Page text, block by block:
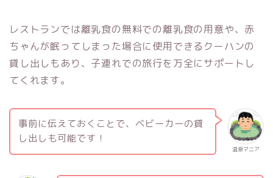
レストランでは離乳食の無料での離乳食の用意や、赤
ちゃんが眠ってしまった場合に使用できるクーハンの
貸し出しもあり、子連れでの旅行を万全にサポートし
てくれます。
温泉マニア
事前に伝えておくことで、ベビーカーの貸
し出しも可能です！